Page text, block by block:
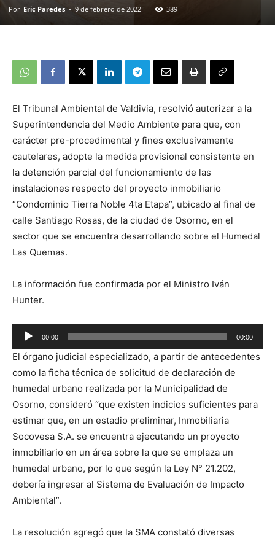
Por Eric Paredes - 9 de febrero de 2022 389
El Tribunal Ambiental de Valdivia, resolvió autorizar a la
Superintendencia del Medio Ambiente para que, con
carácter pre-procedimental y fines exclusivamente
cautelares, adopte la medida provisional consistente en
la detención parcial del funcionamiento de las
instalaciones respecto del proyecto inmobiliario
“Condominio Tierra Noble 4ta Etapa”, ubicado al final de
calle Santiago Rosas, de la ciudad de Osorno, en el
sector que se encuentra desarrollando sobre el Humedal
Las Quemas.
La información fue confirmada por el Ministro Iván
Hunter.
Reproductor
de
audio
00:00 00:00
El órgano judicial especializado, a partir de antecedentes
como la ficha técnica de solicitud de declaración de
humedal urbano realizada por la Municipalidad de
Osorno, consideró “que existen indicios suficientes para
estimar que, en un estadio preliminar, Inmobiliaria
Socovesa S.A. se encuentra ejecutando un proyecto
inmobiliario en un área sobre la que se emplaza un
humedal urbano, por lo que según la Ley N° 21.202,
debería ingresar al Sistema de Evaluación de Impacto
Ambiental”.
La resolución agregó que la SMA constató diversas